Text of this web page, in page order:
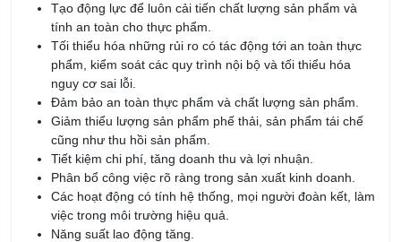
Tạo động lực để luôn cải tiến chất lượng sản phẩm và
tính an toàn cho thực phẩm.
Tối thiểu hóa những rủi ro có tác động tới an toàn thực
phẩm, kiểm soát các quy trình nội bộ và tối thiểu hóa
nguy cơ sai lỗi.
Đảm bảo an toàn thực phẩm và chất lượng sản phẩm.
Giảm thiểu lượng sản phẩm phế thải, sản phẩm tái chế
cũng như thu hồi sản phẩm.
Tiết kiệm chi phí, tăng doanh thu và lợi nhuận.
Phân bổ công việc rõ ràng trong sản xuất kinh doanh.
Các hoạt động có tính hệ thống, mọi người đoàn kết, làm
việc trong môi trường hiệu quả.
Năng suất lao động tăng.